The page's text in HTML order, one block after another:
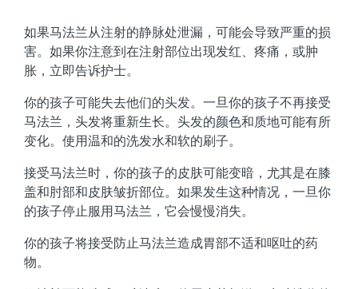
如果马法兰从注射的静脉处泄漏，可能会导致严重的损
害。如果你注意到在注射部位出现发红、疼痛，或肿
胀，立即告诉护士。
你的孩子可能失去他们的头发。一旦你的孩子不再接受
马法兰，头发将重新生长。头发的颜色和质地可能有所
变化。使用温和的洗发水和软的刷子。
接受马法兰时，你的孩子的皮肤可能变暗，尤其是在膝
盖和肘部和皮肤皱折部位。如果发生这种情况，一旦你
的孩子停止服用马法兰，它会慢慢消失。
你的孩子将接受防止马法兰造成胃部不适和呕吐的药
物。